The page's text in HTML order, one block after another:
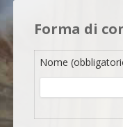
Forma di
Nome